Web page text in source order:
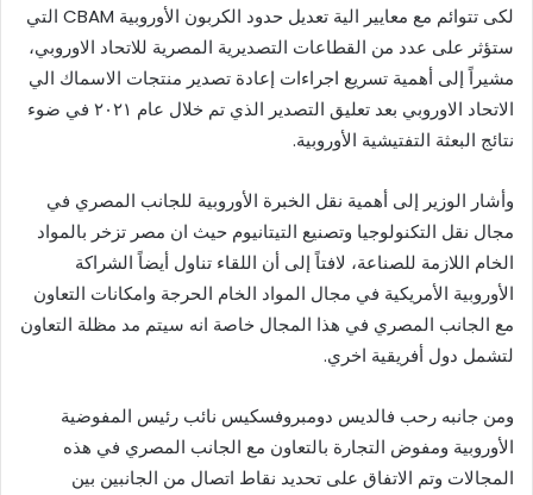
لكى تتوائم مع معايير الية تعديل حدود الكربون الأوروبية CBAM التي
ستؤثر على عدد من القطاعات التصديرية المصرية للاتحاد الاوروبي،
مشيراً إلى أهمية تسريع اجراءات إعادة تصدير منتجات الاسماك الي
الاتحاد الاوروبي بعد تعليق التصدير الذي تم خلال عام ٢٠٢١ في ضوء
نتائج البعثة التفتيشية الأوروبية.
وأشار الوزير إلى أهمية نقل الخبرة الأوروبية للجانب المصري في
مجال نقل التكنولوجيا وتصنيع التيتانيوم حيث ان مصر تزخر بالمواد
الخام اللازمة للصناعة، لافتاً إلى أن اللقاء تناول أيضاً الشراكة
الأوروبية الأمريكية في مجال المواد الخام الحرجة وامكانات التعاون
مع الجانب المصري في هذا المجال خاصة انه سيتم مد مظلة التعاون
لتشمل دول أفريقية اخري.
ومن جانبه رحب فالديس دومبروفسكيس نائب رئيس المفوضية
الأوروبية ومفوض التجارة بالتعاون مع الجانب المصري في هذه
المجالات وتم الاتفاق على تحديد نقاط اتصال من الجانبين بين